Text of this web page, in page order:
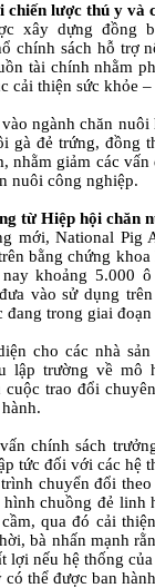
lược thú y và
xây dựng đồng
chính sách hỗ trợ
tài chính nhằm
cải thiện sức khỏe
ngành chăn
gà đẻ trứng, đồng
nhằm giảm các
nuôi công nghiệp.
từ Hiệp hội chăn
mới, National Pig
bằng chứng
khoảng 5.000
vào sử dụng
đang trong giai
cho các nhà
lập trường về mô
cuộc trao đổi
chính sách
tức đối với các hệ
chuyển đổi
chuồng đẻ linh
qua đó cải
bà nhấn mạnh
lợi nếu hệ thống
thể được ban